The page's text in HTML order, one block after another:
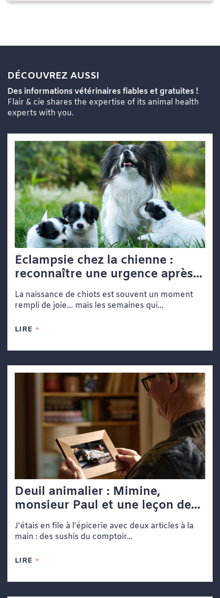
DÉCOUVREZ AUSSI
Des informations vétérinaires fiables et gratuites !
Flair & cie shares the expertise of its animal health
experts with you.
Éclampsie chez la chienne :
reconnaître une urgence après
la mise bas
La naissance de chiots est souvent un moment
rempli de joie… mais les semaines qui...
LIRE
Deuil animalier : Mimine,
monsieur Paul et une leçon de
vie dans une file d’attente
J’étais en file à l’épicerie avec deux articles à la
main : des sushis du comptoir...
LIRE